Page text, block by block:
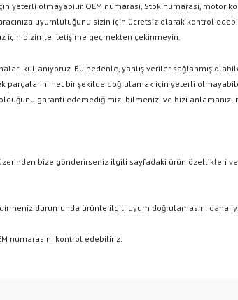
yeterli olmayabilir. OEM numarası, Stok numarası, motor
uyumluluğunu sizin için ücretsiz olarak kontrol
için bizimle iletişime geçmekten çekinmeyin.
kullanıyoruz. Bu nedenle, yanlış veriler sağlanmış
parçalarını net bir şekilde doğrulamak için yeterli
garanti edemediğimizi bilmenizi ve bizi anlamanızı
üzerinden bize gönderirseniz ilgili sayfadaki ürün özellikleri
durumunda ürünle ilgili uyum doğrulamasını daha
numarasını kontrol edebiliriz.